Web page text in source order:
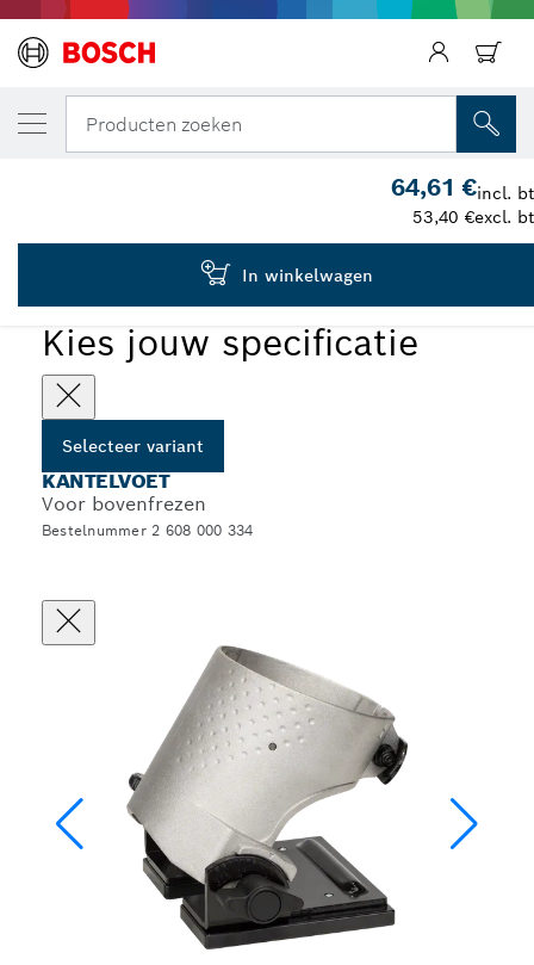
Producten zoeken
Kies jouw specificatie
Selecteer variant
KANTELVOET
Voor bovenfrezen
Bestelnummer 2 608 000 334
JOUW GESELECTEERDE VARIANT
Haakse freeshouder
2 608 000 334
64,61 €incl.
53,40 €excl.
In winkelwagen